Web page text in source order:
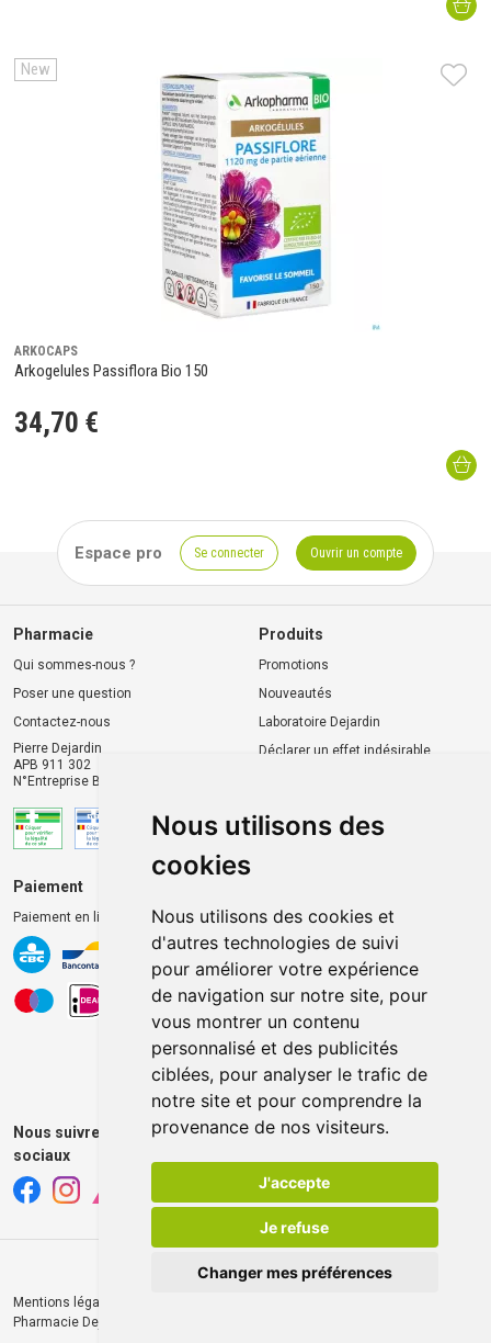
Nous utilisons des
cookies
Nous utilisons des cookies et
d'autres technologies de suivi
pour améliorer votre expérience
de navigation sur notre site, pour
vous montrer un contenu
personnalisé et des publicités
ciblées, pour analyser le trafic de
notre site et pour comprendre la
provenance de nos visiteurs.
J'accepte
Je refuse
Changer mes préférences
New
ARKOCAPS
Arkogelules Passiflora Bio 150
34,70 €
Espace pro Se connecter Ouvrir un compte
Pharmacie
Qui sommes-nous ?
Poser une question
Contactez-nous
Pierre Dejardin
APB 911 302
N°Entreprise BE0446.901.764
Produits
Promotions
Nouveautés
Laboratoire Dejardin
Déclarer un effet indésirable
Paiement
Paiement en ligne 100% sécurisé
Livraison chez vous
Livraison dans un Point
d’enlèvement
Retrait dans la pharmacie
Retrait en casiers extérieurs
Nous suivre sur les réseaux
sociaux
Mentions légales
Pharmacie Dejardin